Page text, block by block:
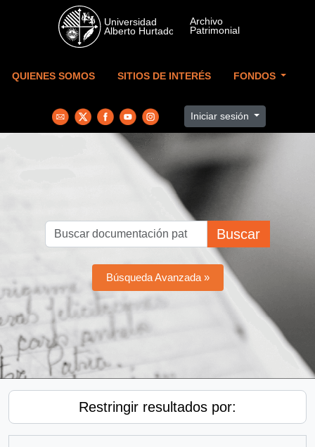
Skip to main content
QUIENES SOMOS SITIOS DE INTERÉS FONDOS
Iniciar sesión
Buscar
Búsqueda Avanzada »
Restringir resultados por: